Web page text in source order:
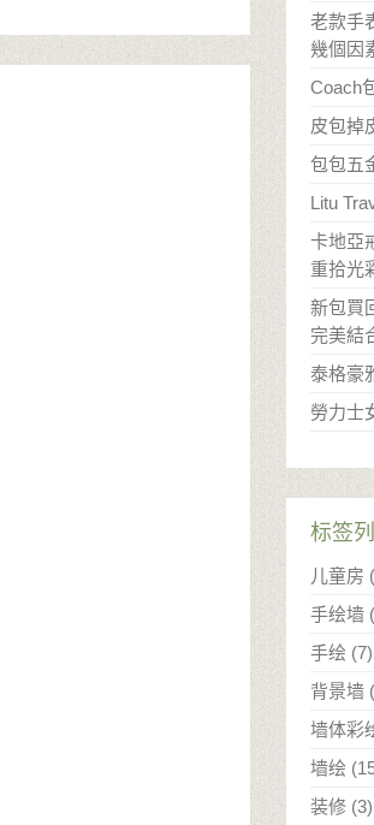
老款手
幾個因
​Coach
皮包掉
包包五
Litu
卡地亞
重拾光
新包買
完美結
泰格豪
勞力士
标签
儿童房
手绘墙
手绘 (7)
背景墙
墙体彩
墙绘
装修 (3)